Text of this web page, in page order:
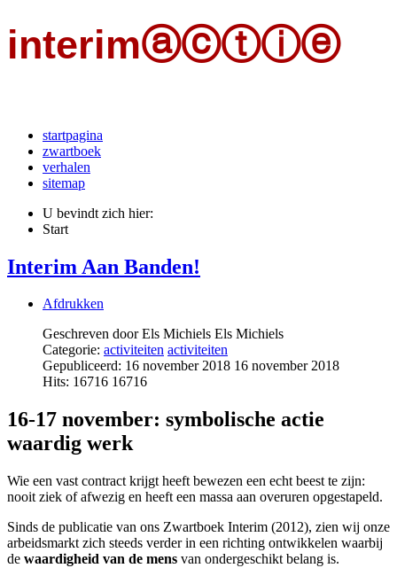
interimⓐⓒⓣⓘⓔ
startpagina
zwartboek
verhalen
sitemap
U bevindt zich hier:
Start
Interim Aan Banden!
Afdrukken
Geschreven door Els Michiels Els Michiels
Categorie: activiteiten activiteiten
Gepubliceerd: 16 november 2018 16 november 2018
Hits: 16716 16716
16-17 november: symbolische actie
waardig werk
Wie een vast contract krijgt heeft bewezen een echt beest te zijn:
nooit ziek of afwezig en heeft een massa aan overuren opgestapeld.
Sinds de publicatie van ons Zwartboek Interim (2012), zien wij onze
arbeidsmarkt zich steeds verder in een richting ontwikkelen waarbij
de waardigheid van de mens van ondergeschikt belang is.